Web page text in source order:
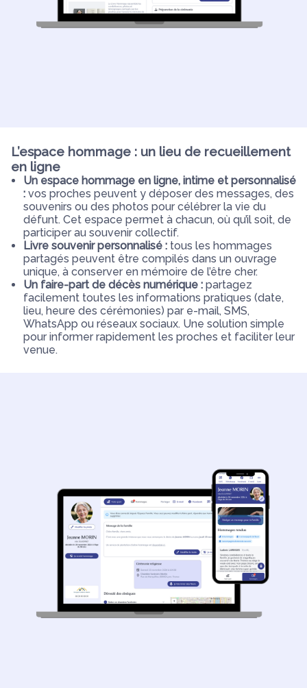
L’espace hommage : un lieu de recueillement
en ligne
Un espace hommage en ligne, intime et personnalisé
: vos proches peuvent y déposer des messages, des
souvenirs ou des photos pour célébrer la vie du
défunt. Cet espace permet à chacun, où qu’il soit, de
participer au souvenir collectif.
Livre souvenir personnalisé : tous les hommages
partagés peuvent être compilés dans un ouvrage
unique, à conserver en mémoire de l’être cher.
Un faire-part de décès numérique : partagez
facilement toutes les informations pratiques (date,
lieu, heure des cérémonies) par e-mail, SMS,
WhatsApp ou réseaux sociaux. Une solution simple
pour informer rapidement les proches et faciliter leur
venue.